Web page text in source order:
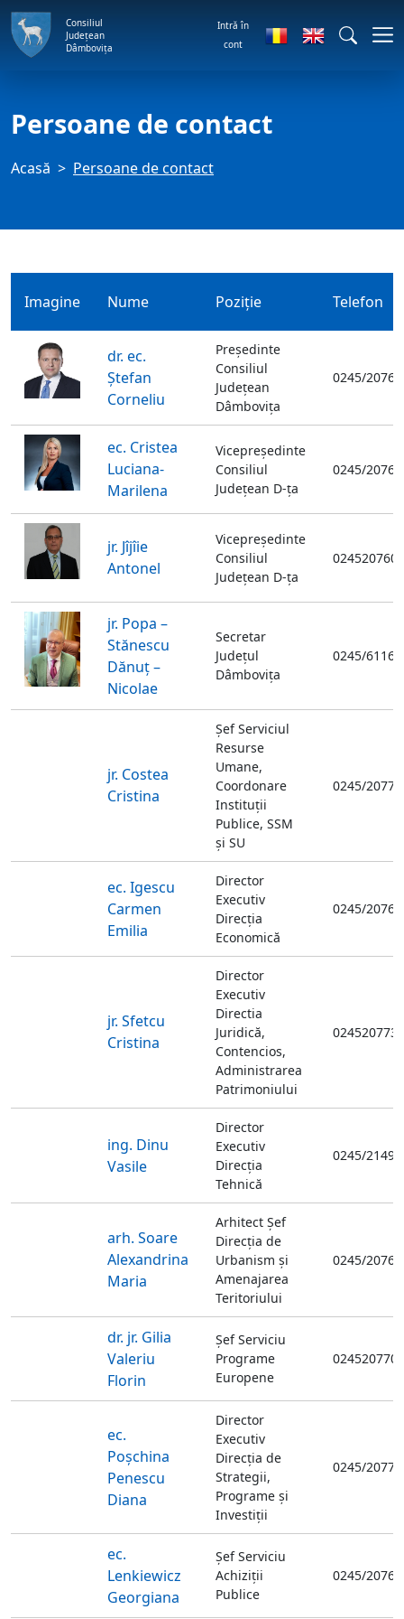
Consiliul
Județean
Dâmbovița
Intră în
cont
Persoane de contact
Acasă Persoane de contact
Imagine Nume Poziţie Telefon
dr. ec.
Ștefan
Corneliu
Preşedinte
Consiliul
Judeţean
Dâmboviţa
0245/
ec. Cristea
Luciana-
Marilena
Vicepreşedinte
Consiliul
Judeţean D-ţa
0245/
jr. Jîjîie
Antonel
Vicepreşedinte
Consiliul
Judeţean D-ţa
0245207604
jr. Popa –
Stănescu
Dănuț –
Nicolae
Secretar
Judeţul
Dâmboviţa
0245/
jr. Costea
Cristina
Şef Serviciul
Resurse
Umane,
Coordonare
Instituții
Publice, SSM
și SU
0245/
ec. Igescu
Carmen
Emilia
Director
Executiv
Direcţia
Economică
0245/
jr. Sfetcu
Cristina
Director
Executiv
Directia
Juridică,
Contencios,
Administrarea
Patrimoniului
0245207736
ing. Dinu
Vasile
Director
Executiv
Direcţia
Tehnică
0245/
arh. Soare
Alexandrina
Maria
Arhitect Şef
Direcția de
Urbanism și
Amenajarea
Teritoriului
0245/
dr. jr. Gilia
Valeriu
Florin
Șef Serviciu
Programe
Europene
0245207704
ec.
Poșchina
Penescu
Diana
Director
Executiv
Direcţia de
Strategii,
Programe și
Investiții
0245/
ec.
Lenkiewicz
Georgiana
Șef Serviciu
Achiziții
Publice
0245/